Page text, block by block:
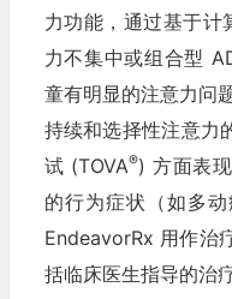
力功能，通过基于
力不集中或组合型
童有明显的注意力问
持续和选择性注意力
试 (TOVA®) 方面表
的行为症状（如多
EndeavorRx 用作治
括临床医生指导的治